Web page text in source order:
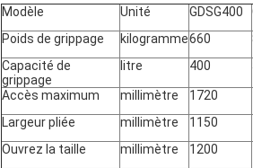
Modèle Unité GDSG400
Poids de grippage
kilogramme660
Capacité de
grippage
litre 400
Accès maximum millimètre 1720
Largeur pliée
millimètre 1150
Ouvrez la taille
millimètre 1200